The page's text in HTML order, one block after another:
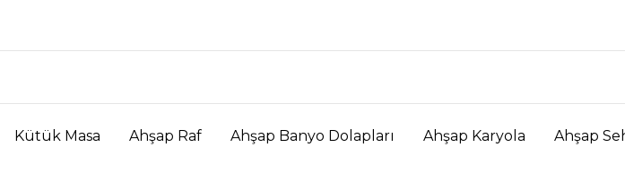
Kütük Masa Ahşap Raf Ahşap Banyo Dolapları Ahşap Karyola Ahşap